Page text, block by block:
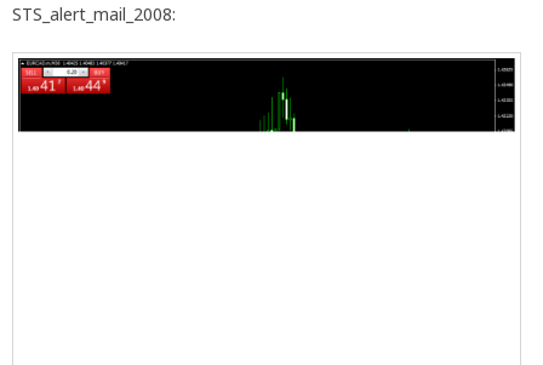
STS_alert_mail_2008: